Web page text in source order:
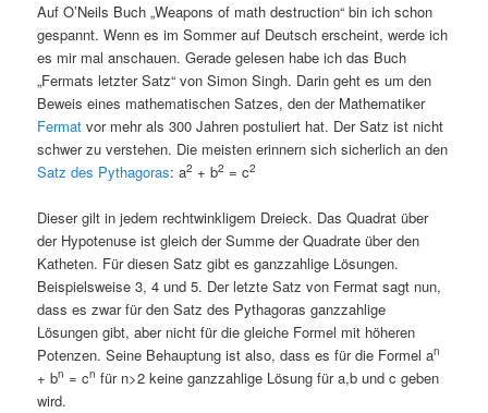
Auf O’Neils Buch „Weapons of math destruction“ bin ich schon
gespannt. Wenn es im Sommer auf Deutsch erscheint, werde ich
es mir mal anschauen. Gerade gelesen habe ich das Buch
„Fermats letzter Satz“ von Simon Singh. Darin geht es um den
Beweis eines mathematischen Satzes, den der Mathematiker
Fermat vor mehr als 300 Jahren postuliert hat. Der Satz ist nicht
schwer zu verstehen. Die meisten erinnern sich sicherlich an den
Satz des Pythagoras: a2 + b2 = c2
Dieser gilt in jedem rechtwinkligem Dreieck. Das Quadrat über
der Hypotenuse ist gleich der Summe der Quadrate über den
Katheten. Für diesen Satz gibt es ganzzahlige Lösungen.
Beispielsweise 3, 4 und 5. Der letzte Satz von Fermat sagt nun,
dass es zwar für den Satz des Pythagoras ganzzahlige
Lösungen gibt, aber nicht für die gleiche Formel mit höheren
Potenzen. Seine Behauptung ist also, dass es für die Formel an
+ bn = cn für n>2 keine ganzzahlige Lösung für a,b und c geben
wird.